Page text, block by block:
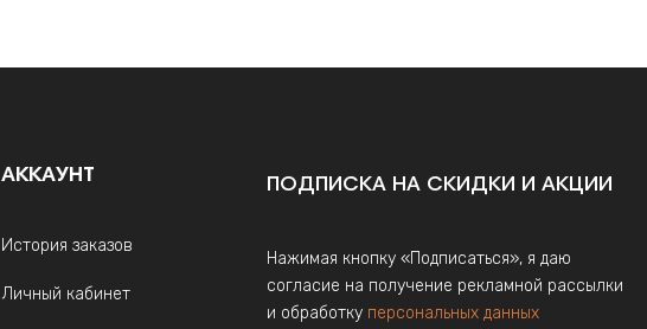
АККАУНТ
История заказов
Личный кабинет
ПОДПИСКА НА СКИДКИ И АКЦИИ
Нажимая кнопку «Подписаться», я даю
согласие на получение рекламной рассылки
и обработку персональных данных